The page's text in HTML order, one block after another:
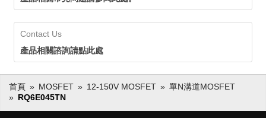
Contact Us
產品相關諮詢請點此處
首頁 MOSFET 12-150V MOSFET
單N溝道MOSFET
RQ6E045TN